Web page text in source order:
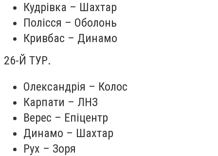
Кудрівка – Шахтар
Полісся – Оболонь
Кривбас – Динамо
26-Й ТУР.
Олександрія – Колос
Карпати – ЛНЗ
Верес – Епіцентр
Динамо – Шахтар
Рух – Зоря